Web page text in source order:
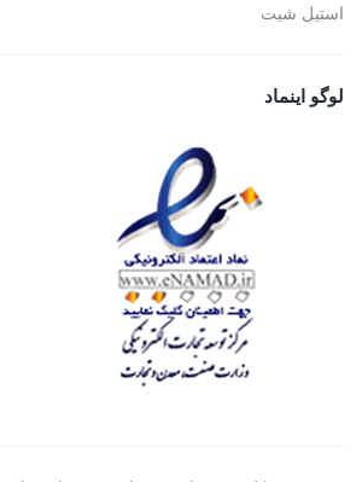
استیل شیت
لوگو اینماد